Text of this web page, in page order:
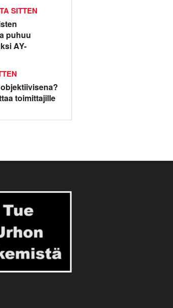
puhuu
AY-
SITTEN
toimittajille